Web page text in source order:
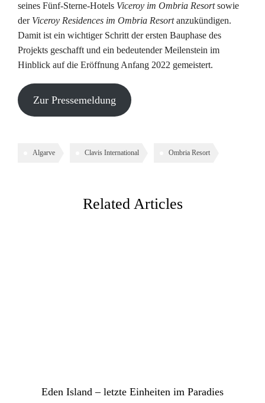
seines Fünf-Sterne-Hotels Viceroy im Ombria Resortsowie
der Viceroy Residences im Ombria Resortanzukündigen.
Damit ist ein wichtiger Schritt der ersten Bauphase des
Projekts geschafft und ein bedeutender Meilenstein im
Hinblick auf die Eröffnung Anfang 2022 gemeistert.
Zur Pressemeldung
Algarve Clavis International Ombria Resort
Related Articles
Eden Island – letzte Einheiten im Paradies